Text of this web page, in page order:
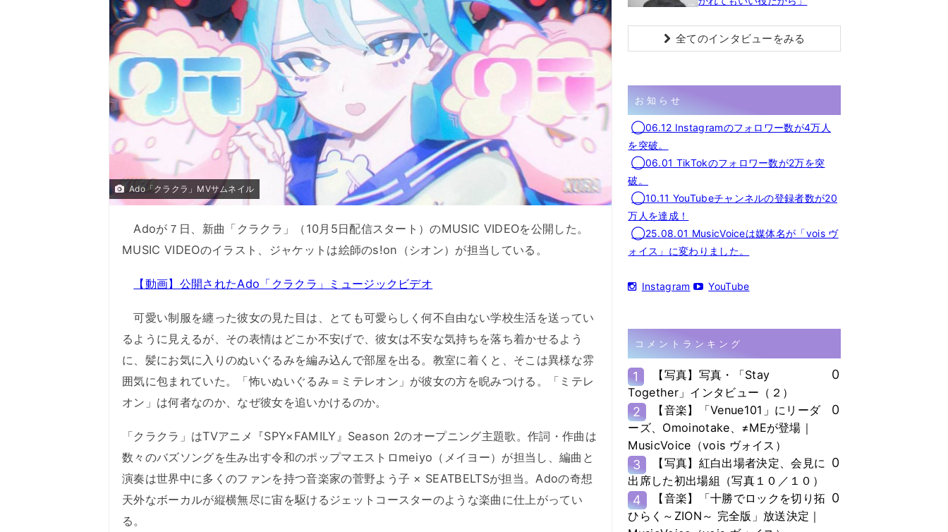
Ado「クラクラ」MVサムネイル
Adoが７日、新曲「クラクラ」（10月5日配信スタート）のMUSIC VIDEOを公開した。
MUSIC VIDEOのイラスト、ジャケットは絵師のs!on（シオン）が担当している。
【動画】公開されたAdo「クラクラ」ミュージックビデオ
可愛い制服を纏った彼女の見た目は、とても可愛らしく何不自由ない学校生活を送ってい
るように見えるが、その表情はどこか不安げで、彼女は不安な気持ちを落ち着かせるよう
に、髪にお気に入りのぬいぐるみを編み込んで部屋を出る。教室に着くと、そこは異様な雰
囲気に包まれていた。「怖いぬいぐるみ＝ミテレオン」が彼女の方を睨みつける。「ミテレ
オン」は何者なのか、なぜ彼女を追いかけるのか。
「クラクラ」はTVアニメ『SPY×FAMILY』Season 2のオープニング主題歌。作詞・作曲は
数々のバズソングを生み出す令和のポップマエストロmeiyo（メイヨー）が担当し、編曲と
演奏は世界中に多くのファンを持つ音楽家の菅野よう子 × SEATBELTSが担当。Adoの奇想
天外なボーカルが縦横無尽に宙を駆けるジェットコースターのような楽曲に仕上がってい
る。
全てのインタビューをみる
お知らせ
◯06.12 Instagramのフォロワー数が4万人
を突破。
◯06.01 TikTokのフォロワー数が2万を突
破。
◯10.11 YouTubeチャンネルの登録者数が20
万人を達成！
◯25.08.01 MusicVoiceは媒体名が「vois ヴ
ォイス」に変わりました。
Instagram YouTube
コメントランキング
1
【写真】写真・「Stay
Together」インタビュー（２）
0
2
【音楽】「Venue101」にリーダ
ーズ、Omoinotake、≠MEが登場｜
MusicVoice（vois ヴォイス）
0
3
【写真】紅白出場者決定、会見に
出席した初出場組（写真１０／１０）
0
4
【音楽】「十勝でロックを切り拓
ひらく～ZION～ 完全版」放送決定｜
0